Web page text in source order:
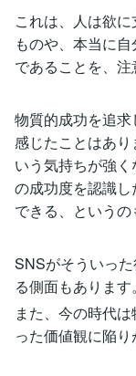
これは、人は欲
ものや、本当に
であることを、注
物質的成功を追
感じたことはあ
いう気持ちが強
の成功度を認識
できる、というの
SNSがそういっ
る側面もあります。
また、今の時代
った価値観に陥り